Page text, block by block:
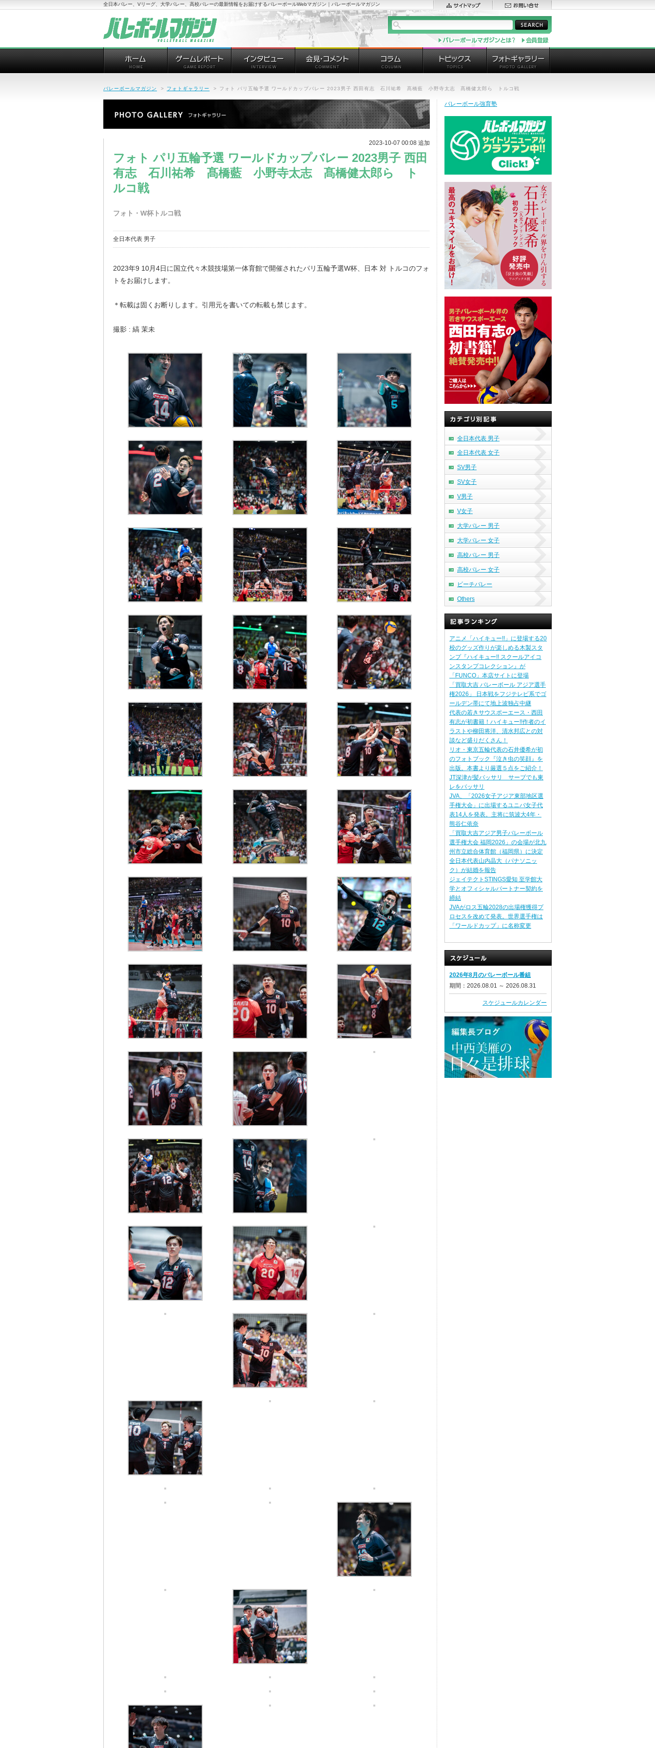
全日本バレー、Vリーグ、大学バレー、高校バレーの最新情報をお届けするバレーボールWebマガジン｜バレーボールマガジン
バレーボールマガジン > フォトギャラリー > フォト パリ五輪予選 ワールドカップバレー 2023男子 西田有志 石川祐希 髙橋藍 小野寺太志 髙橋健太郎ら トルコ戦
2023-10-07 00:08 追加
フォト パリ五輪予選 ワールドカップバレー 2023男子 西田
有志 石川祐希 髙橋藍 小野寺太志 髙橋健太郎ら ト
ルコ戦
フォト・W杯トルコ戦
全日本代表 男子
2023年9 10月4日に国立代々木競技場第一体育館で開催されたパリ五輪予選W杯、日本 対 トルコのフォ
トをお届けします。
＊転載は固くお断りします。引用元を書いての転載も禁じます。
撮影 : 縞 茉未
バレーボール強育塾
全日本代表 男子
全日本代表 女子
SV男子
SV女子
V男子
V女子
大学バレー 男子
大学バレー 女子
高校バレー 男子
高校バレー 女子
ビーチバレー
Others
アニメ「ハイキュー!!」に登場する20
校のグッズ作りが楽しめる木製スタ
ンプ『ハイキュー!! スクールアイコ
ンスタンプコレクション』が
「FUNCO」本店サイトに登場
「買取大吉 バレーボール アジア選手
権2026」 日本戦をフジテレビ系でゴ
ールデン帯にて地上波独占中継
代表の若きサウスポーエース・西田
有志が初書籍！ハイキュー!!作者のイ
ラストや柳田将洋、清水邦広との対
談など盛りだくさん！
リオ・東京五輪代表の石井優希が初
のフォトブック『泣き虫の笑顔』を
出版。本書より厳選５点をご紹介！
JT深津が髪バッサリ サーブでも東
レをバッサリ
JVA、「2026女子アジア東部地区選
手権大会」に出場するユニバ女子代
表14人を発表。主将に筑波大4年・
熊谷仁依奈
「買取大吉アジア男子バレーボール
選手権大会 福岡2026」の会場が北九
州市立総合体育館（福岡県）に決定
全日本代表山内晶大（パナソニッ
ク）が結婚を報告
ジェイテクトSTINGS愛知 至学館大
学とオフィシャルパートナー契約を
締結
JVAがロス五輪2028の出場権獲得プ
ロセスを改めて発表。世界選手権は
「ワールドカップ」に名称変更
2026年8月のバレーボール番組
期間：2026.08.01 ～ 2026.08.31
スケジュールカレンダー